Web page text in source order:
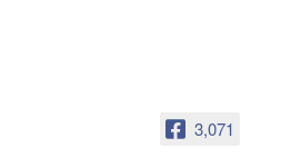
3,071